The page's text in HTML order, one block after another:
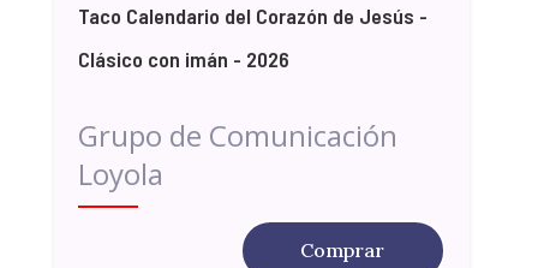
Taco Calendario del Corazón de Jesús -
Clásico con imán - 2026
Grupo de Comunicación
Loyola
Comprar